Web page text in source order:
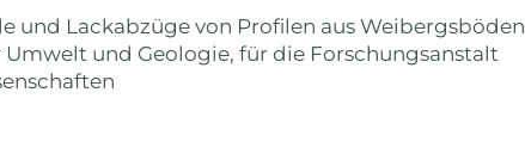
und Lackabzüge von Profilen aus Weibergsböden
und Geologie, für die Forschungsanstalt